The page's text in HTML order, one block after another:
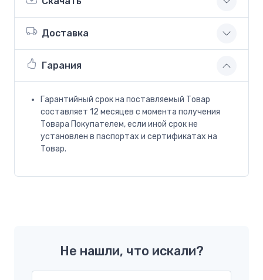
Доставка
Гарания
Гарантийный срок на поставляемый Товар
составляет 12 месяцев с момента получения
Товара Покупателем, если иной срок не
установлен в паспортах и сертификатах на
Товар.
Не нашли, что искали?